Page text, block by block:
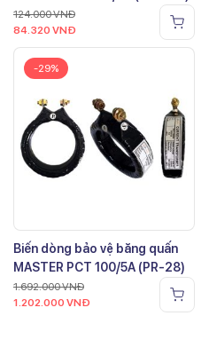
124.000VNĐ
84.320 VNĐ
-29%
Biến dòng bảo vệ băng quấn
MASTER PCT 100/5A (PR-28)
1.692.000VNĐ
1.202.000 VNĐ